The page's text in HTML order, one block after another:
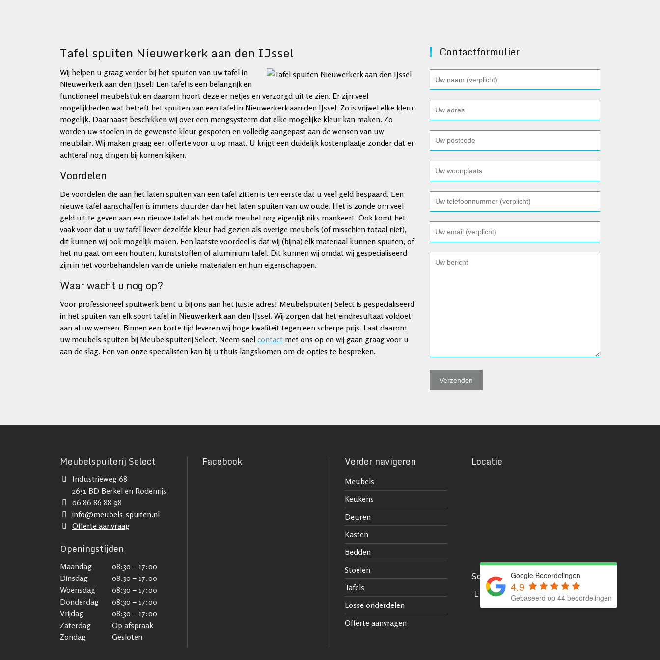
Tafel spuiten Nieuwerkerk aan den IJssel
Wij helpen u graag verder bij het spuiten van uw tafel in
Nieuwerkerk aan den IJssel! Een tafel is een belangrijk en
functioneel meubelstuk en daarom hoort deze er netjes en verzorgd uit te zien. Er zijn veel
mogelijkheden wat betreft het spuiten van een tafel in Nieuwerkerk aan den IJssel. Zo is vrijwel elke kleur
mogelijk. Daarnaast beschikken wij over een mengsysteem dat elke mogelijke kleur kan maken. Zo
worden uw stoelen in de gewenste kleur gespoten en volledig aangepast aan de wensen van uw
meubilair. Wij maken graag een offerte voor u op maat. U krijgt een duidelijk kostenplaatje zonder dat er
achteraf nog dingen bij komen kijken.
Voordelen
De voordelen die aan het laten spuiten van een tafel zitten is ten eerste dat u veel geld bespaard. Een
nieuwe tafel aanschaffen is immers duurder dan het laten spuiten van uw oude. Het is zonde om veel
geld uit te geven aan een nieuwe tafel als het oude meubel nog eigenlijk niks mankeert. Ook komt het
vaak voor dat u uw tafel liever dezelfde kleur had gezien als overige meubels (of misschien totaal niet),
dit kunnen wij ook mogelijk maken. Een laatste voordeel is dat wij (bijna) elk materiaal kunnen spuiten, of
het nu gaat om een houten, kunststoffen of aluminium tafel. Dit kunnen wij omdat wij gespecialiseerd
zijn in het voorbehandelen van de unieke materialen en hun eigenschappen.
Waar wacht u nog op?
Voor professioneel spuitwerk bent u bij ons aan het juiste adres! Meubelspuiterij Select is gespecialiseerd
in het spuiten van elk soort tafel in Nieuwerkerk aan den IJssel. Wij zorgen dat het eindresultaat voldoet
aan al uw wensen. Binnen een korte tijd leveren wij hoge kwaliteit tegen een scherpe prijs. Laat daarom
uw meubels spuiten bij Meubelspuiterij Select. Neem snel contact met ons op en wij gaan graag voor u
aan de slag. Een van onze specialisten kan bij u thuis langskomen om de opties te bespreken.
Contactformulier
Meubelspuiterij Select
Industrieweg 68
2651 BD Berkel en Rodenrijs
06 86 86 88 98
info@meubels-spuiten.nl
Offerte aanvraag
Openingstijden
Maandag
08:30 – 17:00
Dinsdag
08:30 – 17:00
Woensdag
08:30 – 17:00
Donderdag
08:30 – 17:00
Vrijdag
08:30 – 17:00
Zaterdag
Op afspraak
Zondag
Gesloten
Facebook Verder navigeren
Meubels
Keukens
Deuren
Kasten
Bedden
Stoelen
Tafels
Losse onderdelen
Offerte aanvragen
Locatie
Social mediaGoogle Beoordelingen
4.9
Gebaseerd op 44 beoordelingen